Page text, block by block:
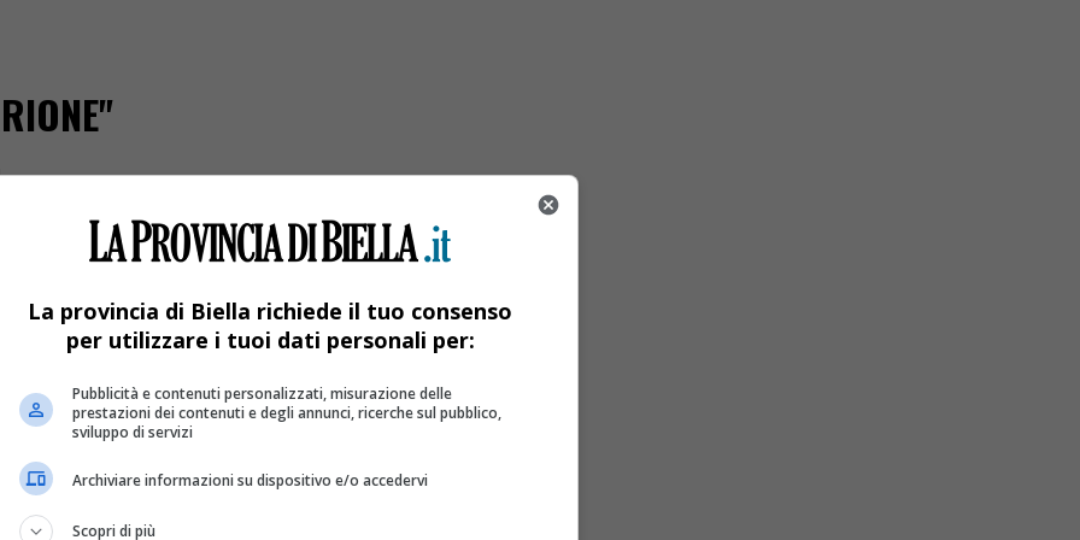
«Incidenti accaduti fuori gara»
La provincia di Biella richiede il tuo consenso
per utilizzare i tuoi dati personali per:
Pubblicità e contenuti personalizzati, misurazione delle
prestazioni dei contenuti e degli annunci, ricerche sul pubblico,
sviluppo di servizi
Archiviare informazioni su dispositivo e/o accedervi
Scopri di più